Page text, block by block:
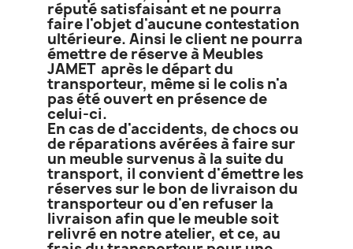
réputé satisfaisant et ne pourra
faire l'objet d'aucune contestation
ultérieure. Ainsi le client ne pourra
émettre de réserve à Meubles
JAMET après le départ du
transporteur, même si le colis n'a
pas été ouvert en présence de
celui-ci.
En cas de d'accidents, de chocs ou
de réparations avérées à faire sur
un meuble survenus à la suite du
transport, il convient d'émettre les
réserves sur le bon de livraison du
transporteur ou d'en refuser la
livraison afin que le meuble soit
relivré en notre atelier, et ce, au